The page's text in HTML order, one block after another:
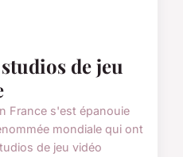
de jeu
France s'est épanouie
mondiale qui ont
de jeu vidéo